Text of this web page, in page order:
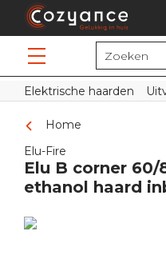
Elektrische haarden
Home
Elu-Fire
Elu B corner
ethanol haard